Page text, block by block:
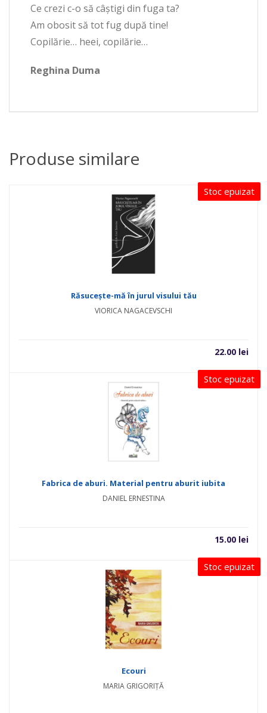
Ce crezi c-o să câștigi din fuga ta?
Am obosit să tot fug după tine!
Copilărie… heei, copilărie…
Reghina Duma
Produse similare
Stoc epuizat
Răsucește-mă în jurul visului tău
VIORICA NAGACEVSCHI
22.00 lei
Stoc epuizat
Fabrica de aburi. Material pentru aburit iubita
DANIEL ERNESTINA
15.00 lei
Stoc epuizat
Ecouri
MARIA GRIGORIȚĂ